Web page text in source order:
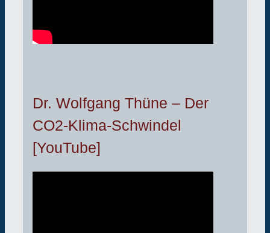
Dr. Wolfgang Thüne – Der
CO2-Klima-Schwindel
[YouTube]